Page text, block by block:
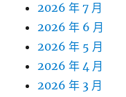
2026 年 7 月
2026 年 6 月
2026 年 5 月
2026 年 4 月
2026 年 3 月